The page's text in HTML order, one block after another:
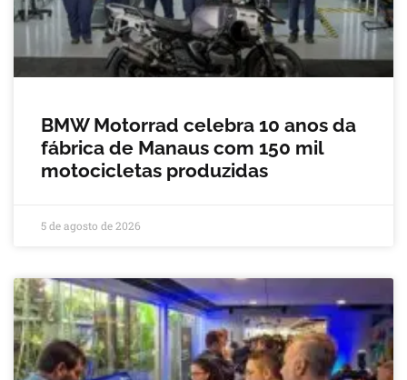
BMW Motorrad celebra 10 anos da
fábrica de Manaus com 150 mil
motocicletas produzidas
5 de agosto de 2026